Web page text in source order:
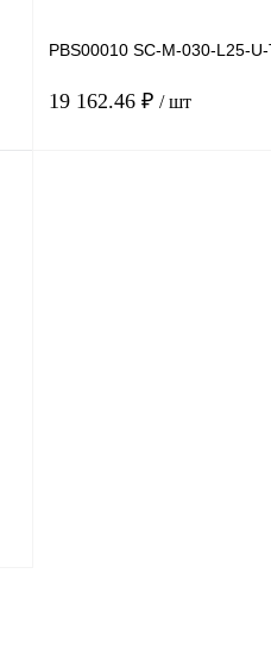
PBS00010 SC-M-030-L25-U-
19 162.46 ₽ / шт